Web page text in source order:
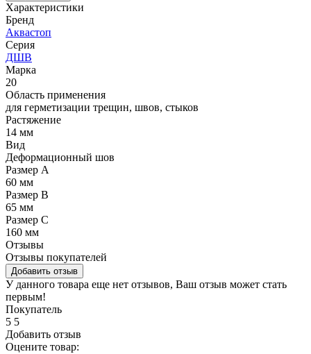
Характеристики
Бренд
Аквастоп
Серия
ДШВ
Марка
20
Область применения
для герметизации трещин, швов, стыков
Растяжение
14 мм
Вид
Деформационный шов
Размер А
60 мм
Размер В
65 мм
Размер С
160 мм
Отзывы
Отзывы покупателей
Добавить отзыв
У данного товара еще нет отзывов, Ваш отзыв может стать
первым!
Покупатель
5 5
Добавить отзыв
Оцените товар: